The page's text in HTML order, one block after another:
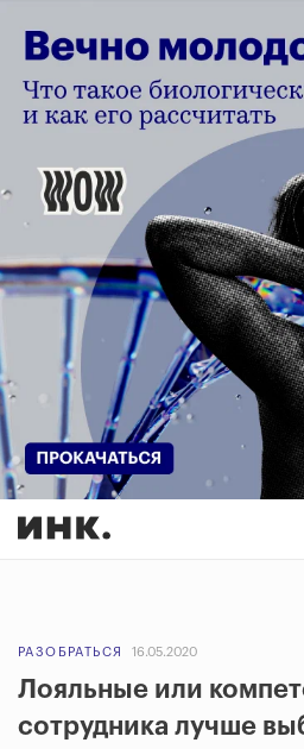
РАЗОБРАТЬСЯ 16.05.2020
Лояльные или
сотрудника лучше